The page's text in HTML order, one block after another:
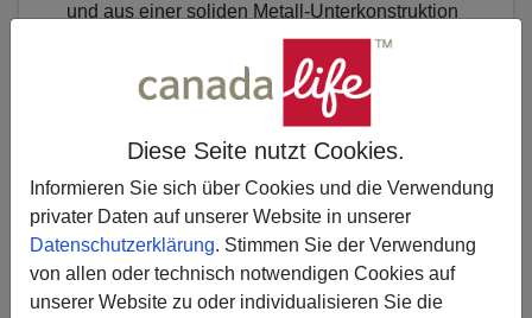
Diese Seite nutzt Cookies.
Informieren Sie sich über Cookies und die Verwendung
privater Daten auf unserer Website in unserer
Datenschutzerklärung. Stimmen Sie der Verwendung
von allen oder technisch notwendigen Cookies auf
unserer Website zu oder individualisieren Sie die
und aus einer soliden Metall-Unterkonstruktion
mit stabilen Holzbeschlägen bestehen.
Kostenpunkt sind 4.950 €.
Erzählen Sie es Ihren Freunden